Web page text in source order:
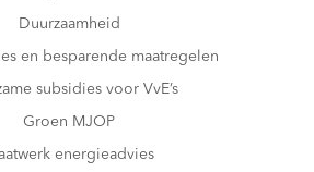
Duurzaamheid
en besparende maatregelen
subsidies voor VvE’s
Groen MJOP
energieadvies